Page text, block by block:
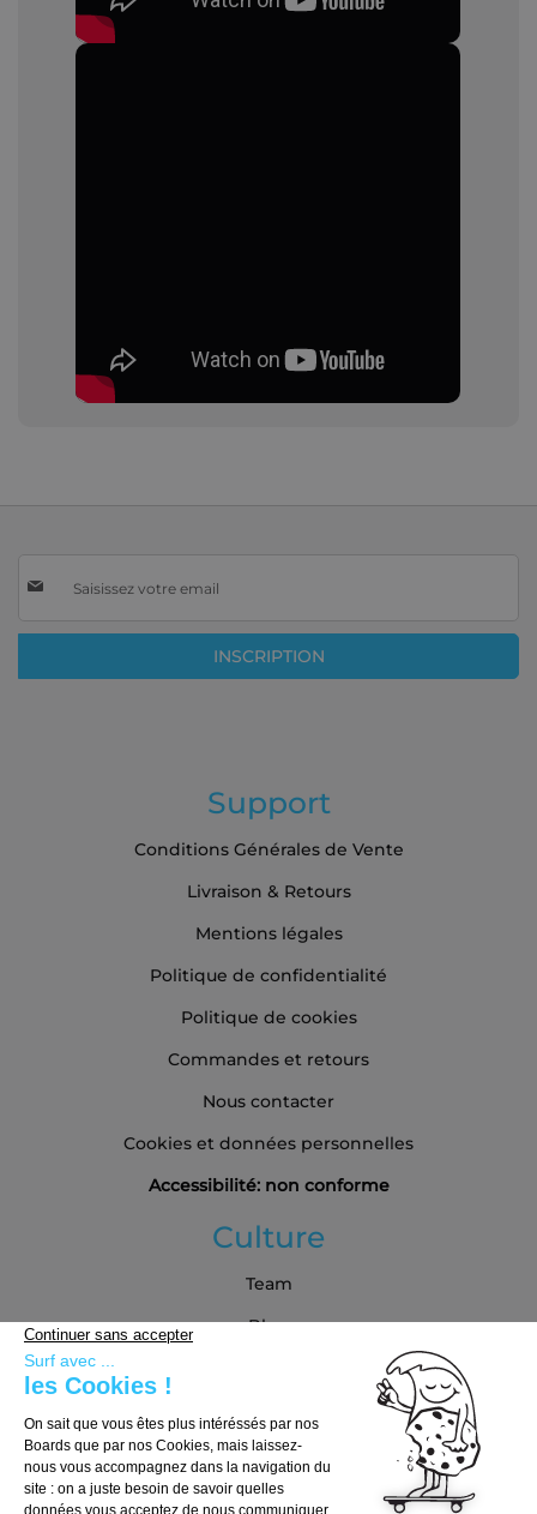
lettre
:
INSCRIPTION
Support
Conditions Générales de Vente
Livraison & Retours
Mentions légales
Politique de confidentialité
Politique de cookies
Commandes et retours
Nous contacter
Cookies et données personnelles
Accessibilité: non conforme
Culture
Team
Blog
Guide d'achat
Choisir sa board